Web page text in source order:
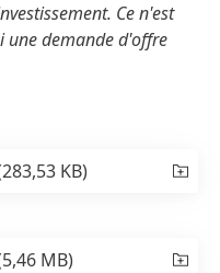
Ce n'est
une demande d'offre
KB)
MB)